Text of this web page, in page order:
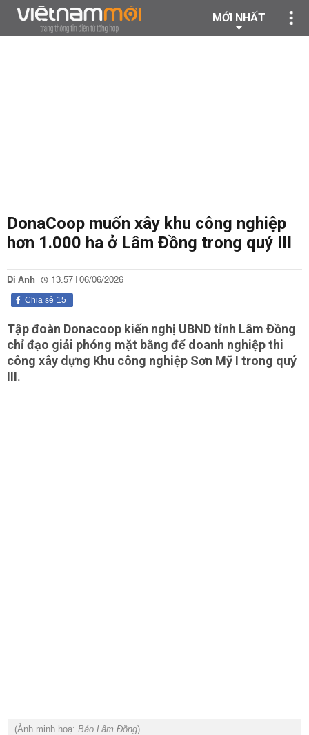
MỚI NHẤT
DonaCoop muốn xây khu công nghiệp
hơn 1.000 ha ở Lâm Đồng trong quý III
Di Anh 13:57 | 06/06/2026
15
Chia sẻ
Tập đoàn Donacoop kiến nghị UBND tỉnh Lâm Đồng
chỉ đạo giải phóng mặt bằng để doanh nghiệp thi
công xây dựng Khu công nghiệp Sơn Mỹ I trong quý
III.
(Ảnh minh hoạ: Báo Lâm Đồng).